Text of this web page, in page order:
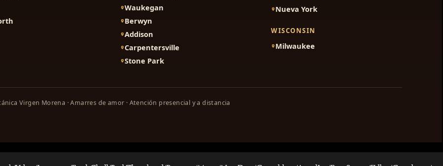
Waukegan
Berwyn
Addison
Carpentersville
Stone Park
Nueva York
WISCONSIN
Milwaukee
Virgen Morena · Amarres de amor · Atención presencial y a distancia